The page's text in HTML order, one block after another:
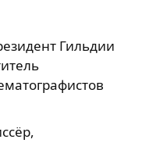
Гильдии